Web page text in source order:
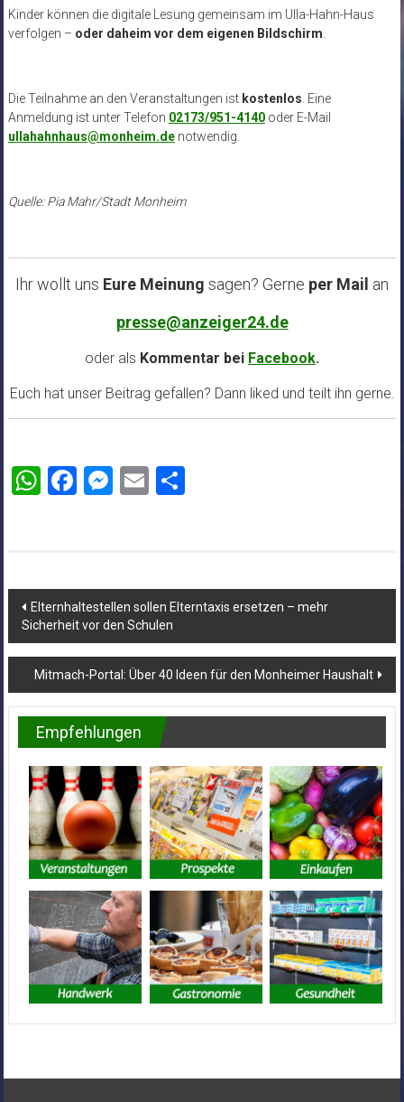
Kinder können die digitale Lesung gemeinsam im Ulla-Hahn-Haus
verfolgen – oder daheim vor dem eigenen Bildschirm.
Die Teilnahme an den Veranstaltungen ist kostenlos. Eine
Anmeldung ist unter Telefon 02173/951-4140oder E-Mail
ullahahnhaus@monheim.denotwendig.
Quelle: Pia Mahr/Stadt Monheim
Ihr wollt uns Eure Meinung sagen? Gerne per Mail an
presse@anzeiger24.de
oder als Kommentar bei Facebook.
Euch hat unser Beitrag gefallen? Dann liked und teilt ihn gerne.
WhatsApp
Facebook
Messenger
Email
Beitragsnavigation
Elternhaltestellen sollen Elterntaxis ersetzen – mehr
Sicherheit vor den Schulen
Mitmach-Portal: Über 40 Ideen für den Monheimer Haushalt
Empfehlungen